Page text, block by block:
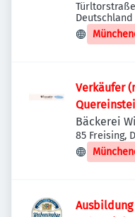
Deutschland
Verkäufer
Bäckerei
85 Freising,